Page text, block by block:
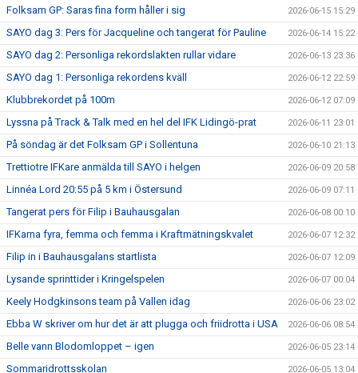
Folksam GP: Saras fina form håller i sig 2026-06-15 15:29
SAYO dag 3: Pers för Jacqueline och tangerat för Pauline 2026-06-14 15:22
SAYO dag 2: Personliga rekordslakten rullar vidare 2026-06-13 23:36
SAYO dag 1: Personliga rekordens kväll 2026-06-12 22:59
Klubbrekordet på 100m 2026-06-12 07:09
Lyssna på Track & Talk med en hel del IFK Lidingö-prat 2026-06-11 23:01
På söndag är det Folksam GP i Sollentuna 2026-06-10 21:13
Trettiotre IFKare anmälda till SAYO i helgen 2026-06-09 20:58
Linnéa Lord 20:55 på 5 km i Östersund 2026-06-09 07:11
Tangerat pers för Filip i Bauhausgalan 2026-06-08 00:10
IFKarna fyra, femma och femma i Kraftmätningskvalet 2026-06-07 12:32
Filip in i Bauhausgalans startlista 2026-06-07 12:09
Lysande sprinttider i Kringelspelen 2026-06-07 00:04
Keely Hodgkinsons team på Vallen idag 2026-06-06 23:02
Ebba W skriver om hur det är att plugga och friidrotta i USA 2026-06-06 08:54
Belle vann Blodomloppet – igen 2026-06-05 23:14
Sommaridrottsskolan 2026-06-05 13:04